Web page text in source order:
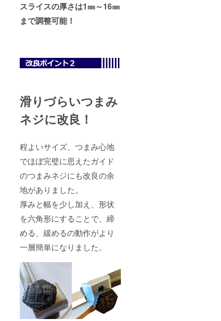
スライスの厚さは1㎜～16㎜
まで調整可能！
滑りづらいつまみ
ネジに改良！
程よいサイズ、つまみ心地
でほぼ完璧に思えたガイド
のつまみネジにも改良の余
地がありました。
厚みと幅を少し加え、形状
を六角形にすることで、締
める、緩めるの動作がより
一層簡単になりました。